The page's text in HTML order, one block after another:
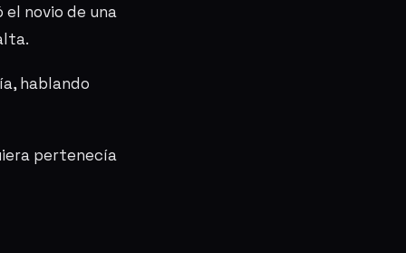
novio de una
hablando
pertenecía